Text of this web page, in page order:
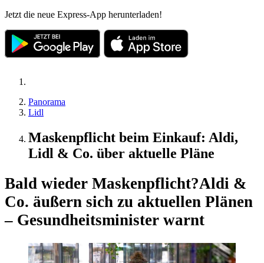
Jetzt die neue Express-App herunterladen!
Panorama
Lidl
Maskenpflicht beim Einkauf: Aldi,
Lidl & Co. über aktuelle Pläne
Bald wieder Maskenpflicht?Aldi &
Co. äußern sich zu aktuellen Plänen
– Gesundheitsminister warnt